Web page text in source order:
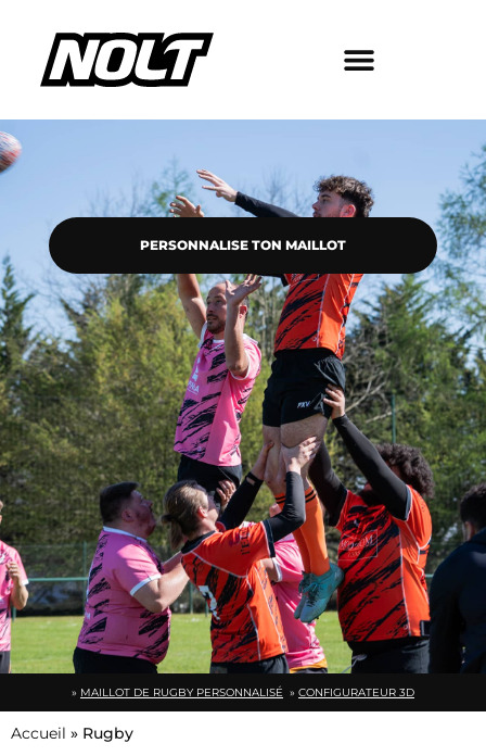
PERSONNALISE TON MAILLOT
» MAILLOT DE RUGBY PERSONNALISÉ » CONFIGURATEUR 3D
Accueil » Rugby